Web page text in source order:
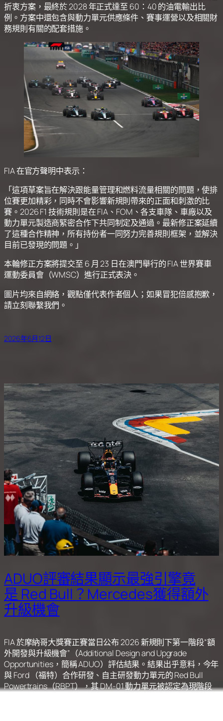
折衷方案，最終於 2028 年正式達至 60：40 的油電輸出比
例。方案中還包含與動力單元供應條件、賽事運營以及相關財
務規則有關的配套措施。
FIA 在官方聲明中表示：
「這項草案旨在解決跟能量管理和燃料流量相關的問題，使排
位賽更加精彩，同時不會影響新規則帶來的正面和刺激的比
賽。2026 F1 技術規則是在 FIA、FOM、各支車隊、車廠以及
動力單元製造商緊密合作下共同制定及通過。最新修正案延續
了這種合作精神，所有持份者一同努力完善規則框架，並解決
目前已發現的問題。」
本輪修正方案將提交至 6 月 23 日在澳門舉行的 FIA 世界賽車
運動委員會（WMSC）進行正式表決。
圖片均來自網絡，觀點僅代表作者個人；如果冒犯倍感抱歉，
請立刻聯繫我們。
2026年6月12日
ADUO評審結果顯示最強引擎竟
是 Red Bull？Mercedes獲得額外
升級機會
FIA 於摩納哥大獎賽正賽當日公布 2026 新規則下第一階段“額
外開發與升級機會”（Additional Design and Upgrade
Opportunities，簡稱 ADUO）評估結果。結果出乎意料，今年
與 Ford （福特）合作研發、自主研發動力單元的 Red Bull
Powertrains（RBPT），其 DM-01 動力單元被認定為現階段